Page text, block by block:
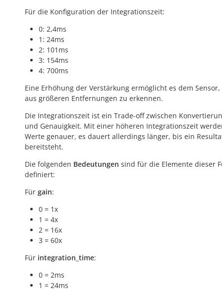
Für die Konfiguration der Integrationszeit:
0: 2,4ms
1: 24ms
2: 101ms
3: 154ms
4: 700ms
Eine Erhöhung der Verstärkung ermöglicht es dem Sensor,
aus größeren Entfernungen zu erkennen.
Die Integrationszeit ist ein Trade-off zwischen
und Genauigkeit. Mit einer höheren Integrationszeit
Werte genauer, es dauert allerdings länger, bis ein
bereitsteht.
Die folgenden Bedeutungen sind für die Elemente dieser
definiert:
Für gain:
0 = 1x
1 = 4x
2 = 16x
3 = 60x
Für integration_time:
0 = 2ms
1 = 24ms